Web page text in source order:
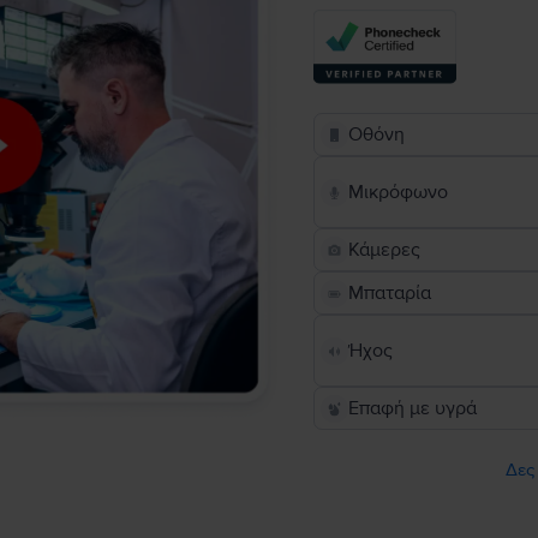
Οθόνη
Μικρόφωνο
Κάμερες
Μπαταρία
Ήχος
Επαφή με υγρά